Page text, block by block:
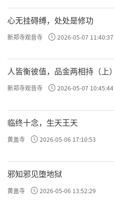
心无挂碍缚，处处是修功
新郑寺观音寺 2026-05-07 11:40:37
人皆衡彼值，品金两相持（上）
新郑寺观音寺 2026-05-07 10:45:44
临终十念，生天王天
黄盖寺 2026-05-06 17:10:53
邪知邪见堕地狱
黄盖寺 2026-05-06 13:52:29